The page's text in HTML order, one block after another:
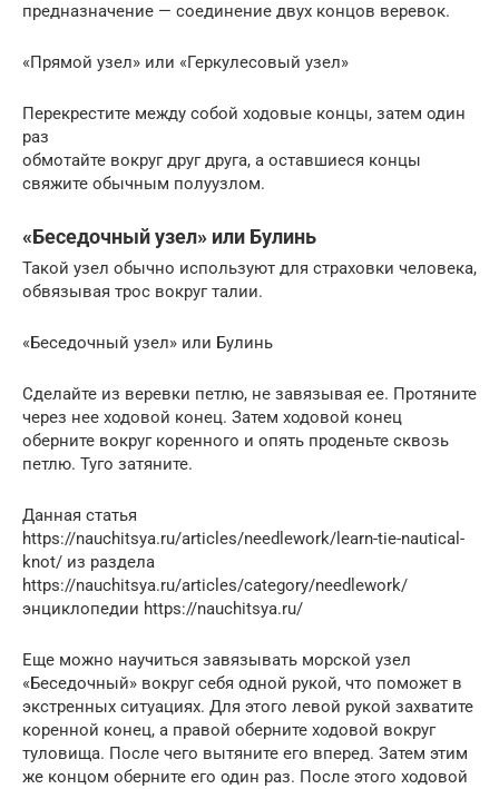
предназначение — соединение двух концов веревок.
«Прямой узел» или «Геркулесовый узел»
Перекрестите между собой ходовые концы, затем один
раз
обмотайте вокруг друг друга, а оставшиеся концы
свяжите обычным полуузлом.
«Беседочный узел» или Булинь
Такой узел обычно используют для страховки человека,
обвязывая трос вокруг талии.
«Беседочный узел» или Булинь
Сделайте из веревки петлю, не завязывая ее. Протяните
через нее ходовой конец. Затем ходовой конец
оберните вокруг коренного и опять проденьте сквозь
петлю. Туго затяните.
Данная статья
https://nauchitsya.ru/articles/needlework/learn-tie-nautical-
knot/ из раздела
https://nauchitsya.ru/articles/category/needlework/
энциклопедии https://nauchitsya.ru/
Еще можно научиться завязывать морской узел
«Беседочный» вокруг себя одной рукой, что поможет в
экстренных ситуациях. Для этого левой рукой захватите
коренной конец, а правой оберните ходовой вокруг
туловища. После чего вытяните его вперед. Затем этим
же концом оберните его один раз. После этого ходовой